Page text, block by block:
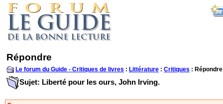
Répondre
Le forum du Guide - Critiques de livres : Littérature : Critiques : Répondre
Sujet: Liberté pour les ours, John Irving.